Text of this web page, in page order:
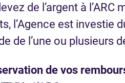
de l’argent à
l’Agence est investie
de l’une ou plusieurs
de vos